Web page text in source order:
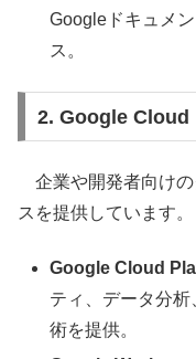
Googleドキュメ
ス。
2. Google Cloud
企業や開発者向けの
スを提供しています。
Google Cloud
ティ、データ分
術を提供。